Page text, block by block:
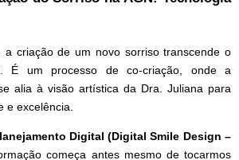
a criação de um novo sorriso transcende o
É um processo de co-criação, onde a
alia à visão artística da Dra. Juliana para
e excelência.
Digital (Digital Smile Design –
começa antes mesmo de tocarmos